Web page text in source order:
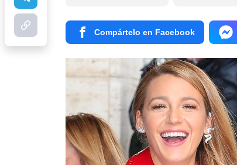
Compártelo en Facebook